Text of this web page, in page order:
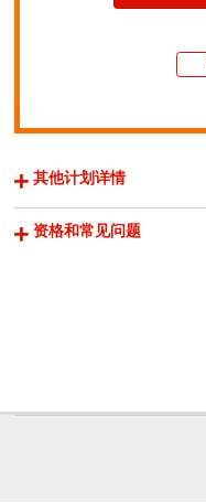
其他计划详情
资格和常见问题